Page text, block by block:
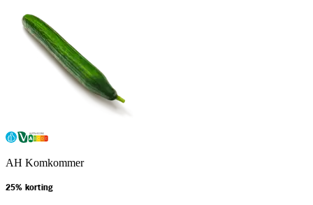
AH Komkommer
25% korting